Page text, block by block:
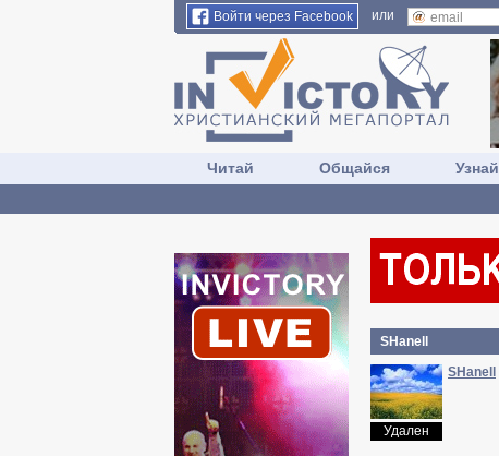
Войти через Facebook или
Читай Общайся Узнай
SHanell
Удален
SHanell